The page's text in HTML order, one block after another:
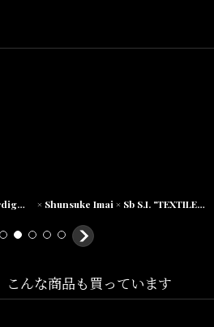
ネームが程よく主張してくれる。
幅:71cm,肩幅:60cm,袖丈:28cm)
:75cm,肩幅:64cm,袖丈:29cm)
Flannogan Fannel Check Cardigan タータン チェック スナップ カーディガン × Shunsuke Imai × Sb S.I. "TEXTILE" Micro Fleece Reversible jacket ボア フリース マイクロ フリース リバーシブル ジャケット
こんな商品も買っています